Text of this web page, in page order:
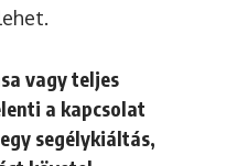
vagy teljes
a kapcsolat
segélykiáltás,